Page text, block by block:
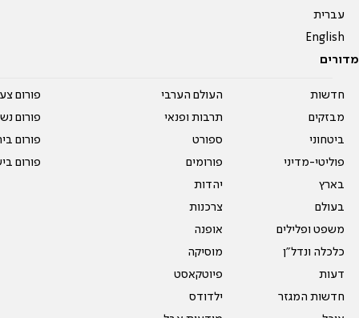
עברית
English
מדורים
חדשות
מבזקים
ביטחוני
פוליטי-מדיני
בארץ
בעולם
משפט ופלילים
כלכלה ונדל"ן
דעות
חדשות המגזר
העולם הערבי
תרבות ופנאי
ספורט
פורומים
יהדות
צרכנות
אופנה
מוסיקה
פיוטקאסט
ילדודס
פורום
פורום
פורום
פורום